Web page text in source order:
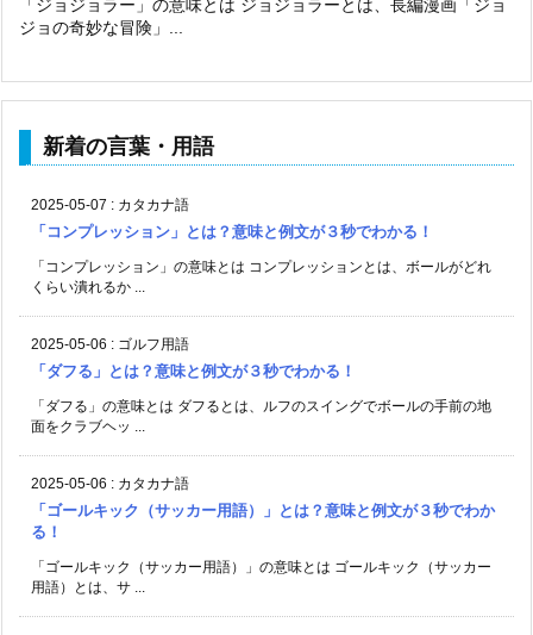
「ジョジョラー」の意味とは ジョジョラーとは、長編漫画「ジョ
ジョの奇妙な冒険」...
新着の言葉・用語
2025-05-07 : カタカナ語
「コンプレッション」とは？意味と例文が３秒でわかる！
「コンプレッション」の意味とは コンプレッションとは、ボールがどれ
くらい潰れるか ...
2025-05-06 : ゴルフ用語
「ダフる」とは？意味と例文が３秒でわかる！
「ダフる」の意味とは ダフるとは、ルフのスイングでボールの手前の地
面をクラブヘッ ...
2025-05-06 : カタカナ語
「ゴールキック（サッカー用語）」とは？意味と例文が３秒でわか
る！
「ゴールキック（サッカー用語）」の意味とは ゴールキック（サッカー
用語）とは、サ ...